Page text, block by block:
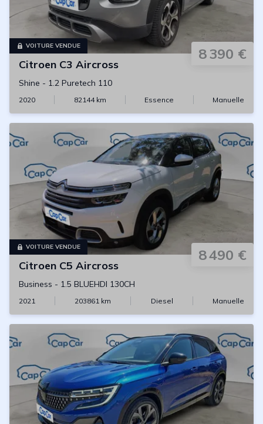
VOITURE VENDUE 8 390 €
Citroen C3 Aircross
Shine - 1.2 Puretech 110
2020 82144km Essence Manuelle
VOITURE VENDUE 8 490 €
Citroen C5 Aircross
Business - 1.5 BLUEHDI 130CH
2021 203861 km Diesel Manuelle